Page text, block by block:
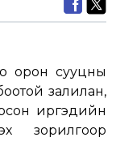
орон сууцны
залилан,
иргэдийн
зорилгоор